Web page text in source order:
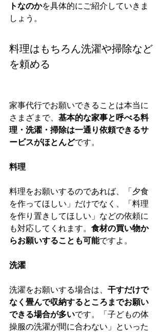
トなのかを具体的にご紹介していきま
しょう。
料理はもちろん洗濯や掃除など
を頼める
家事代行でお願いできることは本当に
さまざまで、 基本的な家事と呼べる料
理・洗濯・掃除は一通り依頼できるサ
ービスがほとんどです。
料理
料理をお願いするのであれば、「夕食
を作ってほしい」だけでなく、「料理
を作り置きしてほしい」などの依頼に
も対応してくれます。 食材の買い物か
らお願いすることも可能ですよ。
洗濯
洗濯をお願いする場合は、 干すだけで
なく畳んで収納するところまでお願い
できる場合が多いです。「子どもの体
操服の洗濯が間に合わない」といった